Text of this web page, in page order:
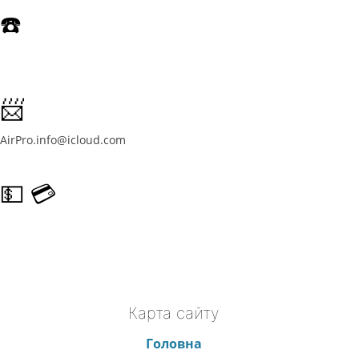
☎️
📨
AirPro.info@icloud.com
💵 💳
Карта сайту
Головна